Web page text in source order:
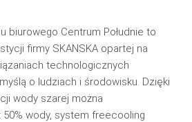
biurowego Centrum Południe to
firmy SKANSKA opartej na
technologicznych
o ludziach i środowisku. Dzięki
wody szarej można
wody, system freecooling